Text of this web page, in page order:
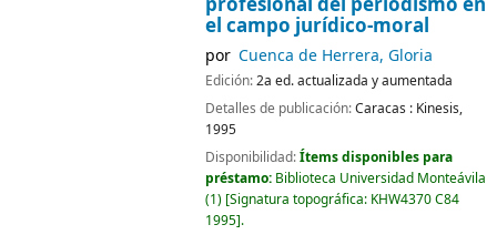
el campo jurídico-moral
por Cuenca de Herrera, Gloria
Edición:2a ed. actualizada y aumentada
Detalles de publicación:Caracas : Kinesis,
1995
Disponibilidad:Ítems disponibles para
préstamo: Biblioteca Universidad Monteávila
(1) Signatura topográfica: KHW4370 C84
1995 .